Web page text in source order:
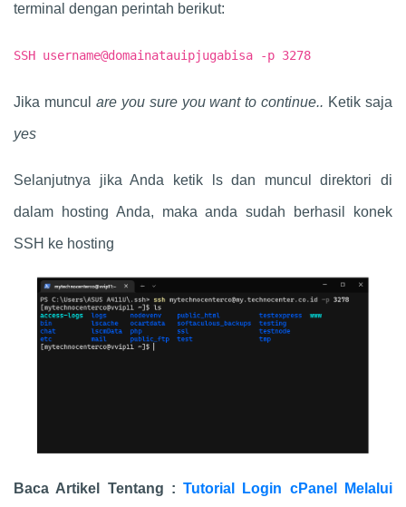
terminal dengan perintah berikut:
SSH username@domainatauipjugabisa -p 3278
Jika muncul are you sure you want to continue.. Ketik saja
yes
Selanjutnya jika Anda ketik ls dan muncul direktori di
dalam hosting Anda, maka anda sudah berhasil konek
SSH ke hosting
Baca Artikel Tentang :Tutorial Login cPanel Melalui